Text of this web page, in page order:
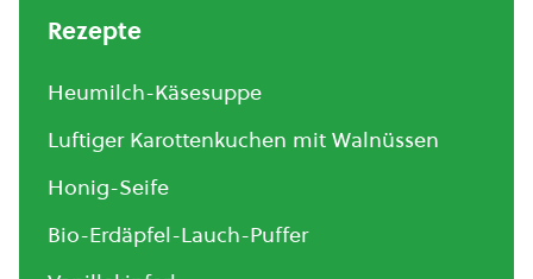
Rezepte
Heumilch-Käsesuppe
Luftiger Karottenkuchen mit Walnüssen
Honig-Seife
Bio-Erdäpfel-Lauch-Puffer